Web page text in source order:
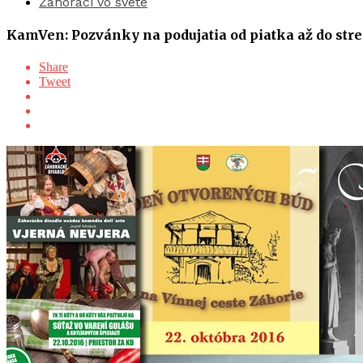
KamVen: Pozvánky na podujatia od piatka až do
Share
Tweet